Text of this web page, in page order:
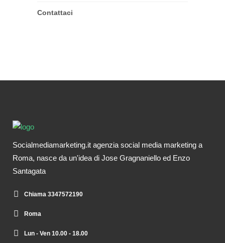
Contattaci
Socialmediamarketing.it agenzia social media marketing a
Roma, nasce da un'idea di Jose Gragnaniello ed Enzo
Santagata
Chiama 3347572190
Roma
Lun - Ven 10.00 - 18.00